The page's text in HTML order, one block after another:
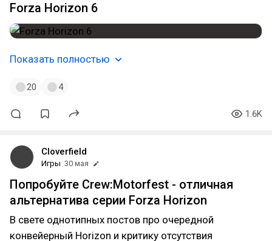
Forza Horizon 6
Показать полностью
20 4
1.6K
Cloverfield
Игры 30 мая
Попробуйте Crew:Motorfest - отличная
альтернатива серии Forza Horizon
В свете однотипных постов про очередной
конвейерный Horizon и критику отсутствия